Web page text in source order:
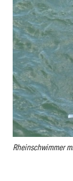
Rheinschwimmer